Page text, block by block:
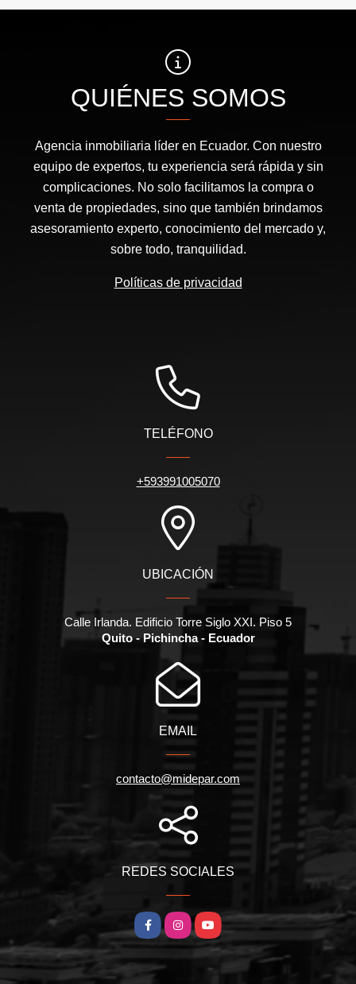
QUIÉNES SOMOS
Agencia inmobiliaria líder en Ecuador. Con nuestro
equipo de expertos, tu experiencia será rápida y sin
complicaciones. No solo facilitamos la compra o
venta de propiedades, sino que también brindamos
asesoramiento experto, conocimiento del mercado y,
sobre todo, tranquilidad.
Políticas de privacidad
TELÉFONO
+593991005070
UBICACIÓN
Calle Irlanda. Edificio Torre Siglo XXI. Piso 5
Quito - Pichincha - Ecuador
EMAIL
contacto@midepar.com
REDES SOCIALES
FacebookInstagramYouTube